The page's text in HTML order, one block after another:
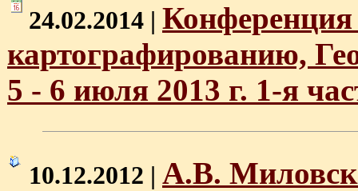
24.02.2014 | Конференция
картографированию,
5 - 6 июля 2013 г. 1-я
10.12.2012 | А.В.